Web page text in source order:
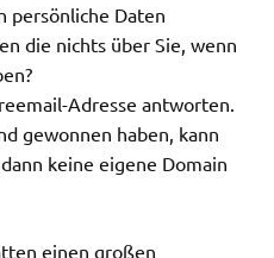
persönliche Daten
die nichts über Sie, wenn
Adresse antworten.
gewonnen haben, kann
keine eigene Domain
einen großen